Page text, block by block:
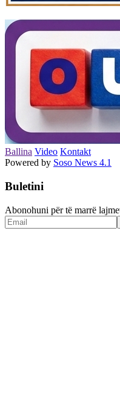
Ballina Video Kontakt
Powered by Soso News 4.1
Buletini
Abonohuni për të marrë